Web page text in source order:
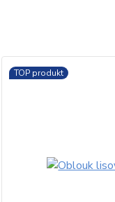
TOP produkt